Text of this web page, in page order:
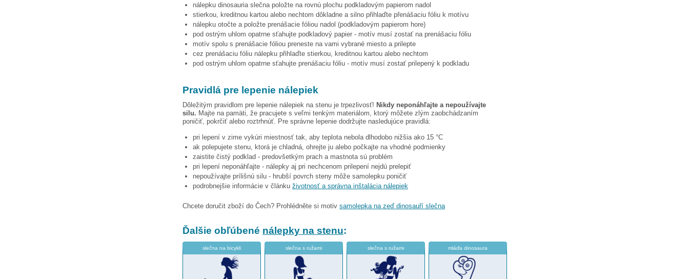
nálepku dinosauria slečna položte na rovnú plochu podkladovým papierom nadol
stierkou, kreditnou kartou alebo nechtom dôkladne a silno přihlaďte přenášaciu fóliu k motívu
nálepku otočte a položte prenášacie fóliou nadol (podkladovým papierom hore)
pod ostrým uhlom opatrne sťahujte podkladový papier - motív musí zostať na prenášaciu fóliu
motív spolu s prenášacie fóliou preneste na vami vybrané miesto a prilepte
cez prenášaciu fóliu nálepku přihlaďte stierkou, kreditnou kartou alebo nechtom
pod ostrým uhlom opatrne sťahujte prenášaciu fóliu - motív musí zostať prilepený k podkladu
Pravidlá pre lepenie nálepiek
Dôležitým pravidlom pre lepenie nálepiek na stenu je trpezlivosť! Nikdy neponáhľajte a nepoužívajte
silu. Majte na pamäti, že pracujete s veľmi tenkým materiálom, ktorý môžete zlým zaobchádzaním
poničiť, pokrčiť alebo roztrhnúť. Pre správne lepenie dodržujte nasledujúce pravidlá:
pri lepení v zime vykúri miestnosť tak, aby teplota nebola dlhodobo nižšia ako 15 °C
ak polepujete stenu, ktorá je chladná, ohrejte ju alebo počkajte na vhodné podmienky
zaistite čistý podklad - predovšetkým prach a mastnota sú problém
pri lepení neponáhľajte - nálepky aj pri nechcenom prilepení nejdú prelepiť
nepoužívajte prílišnú silu - hrubší povrch steny môže samolepku poničiť
podrobnejšie informácie v článku životnosť a správna inštalácia nálepiek
Chcete doručit zboží do Čech? Prohlédněte si motiv samolepka na zeď dinosauří slečna
Ďalšie obľúbené nálepky na stenu:
slečna na bicykli slečna s ružami slečna s ružami mláďa dinosaura